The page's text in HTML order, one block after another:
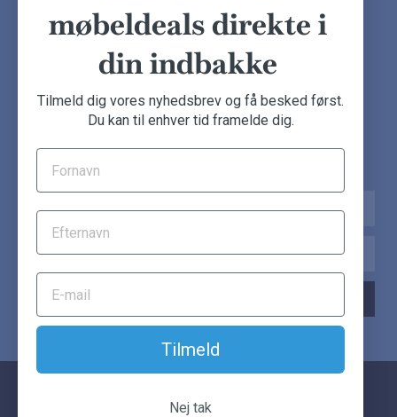
Besøg showroom
indbakke.
© Another Classic. Alle rettigheder forbeholdes.
møbeldeals direkte i
din indbakke
Tilmeld dig vores nyhedsbrev og få besked først.
Du kan til enhver tid framelde dig.
Tilmeld
Nej tak